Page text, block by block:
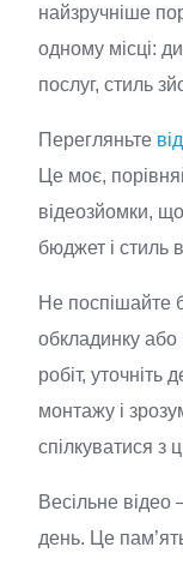
найзручніше
одному місці:
послуг, стиль
Перегляньте
Це моє,
відеозйомки,
бюджет і стиль
Не поспішайте
обкладинку або
робіт, уточніть
монтажу і
спілкуватися з
Весільне
день. Це